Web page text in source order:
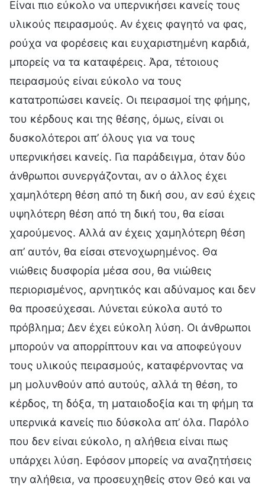
Είναι πιο εύκολο να υπερνικήσει κανείς τους
υλικούς πειρασμούς. Αν έχεις φαγητό να φας,
ρούχα να φορέσεις και ευχαριστημένη καρδιά,
μπορείς να τα καταφέρεις. Άρα, τέτοιους
πειρασμούς είναι εύκολο να τους
κατατροπώσει κανείς. Οι πειρασμοί της φήμης,
του κέρδους και της θέσης, όμως, είναι οι
δυσκολότεροι απ’ όλους για να τους
υπερνικήσει κανείς. Για παράδειγμα, όταν δύο
άνθρωποι συνεργάζονται, αν ο άλλος έχει
χαμηλότερη θέση από τη δική σου, αν εσύ έχεις
υψηλότερη θέση από τη δική του, θα είσαι
χαρούμενος. Αλλά αν έχεις χαμηλότερη θέση
απ’ αυτόν, θα είσαι στενοχωρημένος. Θα
νιώθεις δυσφορία μέσα σου, θα νιώθεις
περιορισμένος, αρνητικός και αδύναμος και δεν
θα προσεύχεσαι. Λύνεται εύκολα αυτό το
πρόβλημα; Δεν έχει εύκολη λύση. Οι άνθρωποι
μπορούν να απορρίπτουν και να αποφεύγουν
τους υλικούς πειρασμούς, καταφέρνοντας να
μη μολυνθούν από αυτούς, αλλά τη θέση, το
κέρδος, τη δόξα, τη ματαιοδοξία και τη φήμη τα
υπερνικά κανείς πιο δύσκολα απ’ όλα. Παρόλο
που δεν είναι εύκολο, η αλήθεια είναι πως
υπάρχει λύση. Εφόσον μπορείς να αναζητήσεις
την αλήθεια, να προσευχηθείς στον Θεό και να